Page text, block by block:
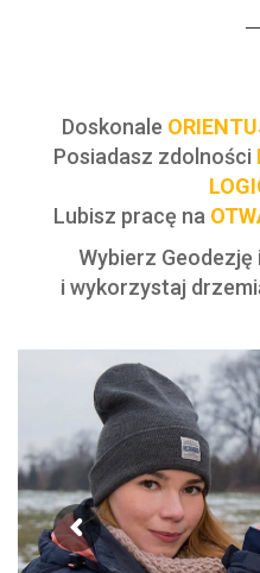
Doskonale
Posiadasz zdolności
Lubisz pracę na
Wybierz Geodezję
i wykorzystaj